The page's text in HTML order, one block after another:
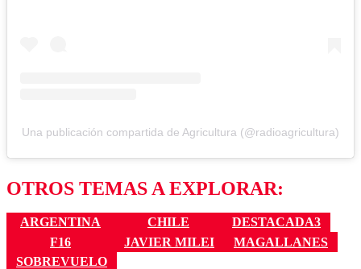
Una publicación compartida de Agricultura (@radioagricultura)
OTROS TEMAS A EXPLORAR:
ARGENTINA CHILE
DESTACADA3
F16
JAVIER MILEI
MAGALLANES
SOBREVUELO